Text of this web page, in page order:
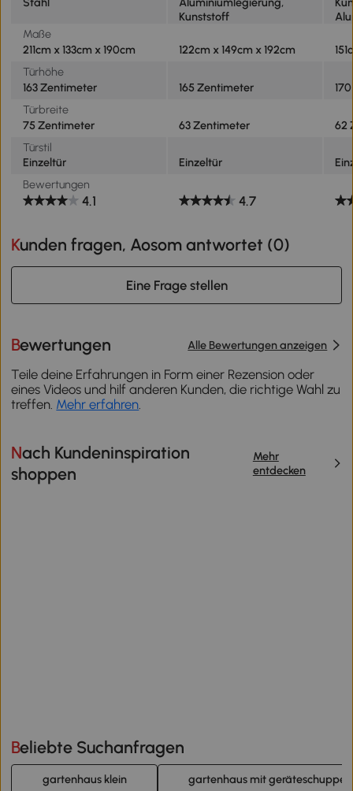
Kunststoff
Maße
211cm x 133cm x 190cm
122cm x 149cm x 192cm
Türhöhe
163 Zentimeter
165 Zentimeter
Türbreite
75 Zentimeter
63 Zentimeter
62
Türstil
Einzeltür
Einzeltür
Bewertungen
4.1 4.7
Kunden fragen, Aosom antwortet (0)
Eine Frage stellen
Bewertungen Alle Bewertungen anzeigen
Teile deine Erfahrungen in Form einer Rezension oder
eines Videos und hilf anderen Kunden, die richtige Wahl zu
treffen. Mehr erfahren
Nach Kundeninspiration
shoppen
Mehr
entdecken
Beliebte Suchanfragen
gartenhaus klein gartenhaus mit geräteschuppen